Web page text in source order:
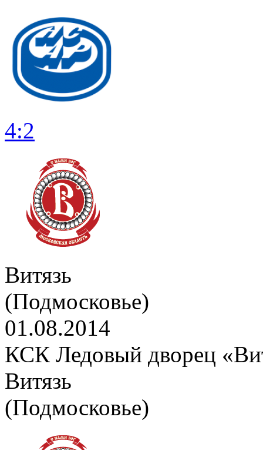
4:2
Витязь
(Подмосковье)
01.08.2014
КСК Ледовый дворец
Витязь
(Подмосковье)